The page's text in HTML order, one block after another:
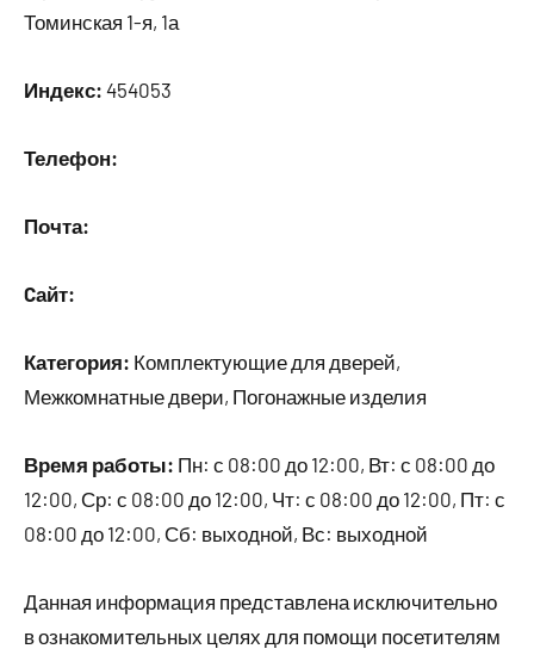
Томинская 1-я, 1а
Индекс: 454053
Телефон:
Почта:
Cайт:
Категория: Комплектующие для дверей,
Межкомнатные двери, Погонажные изделия
Время работы: Пн: с 08:00 до 12:00, Вт: с 08:00 до
12:00, Ср: с 08:00 до 12:00, Чт: с 08:00 до 12:00, Пт: с
08:00 до 12:00, Сб: выходной, Вс: выходной
Данная информация представлена исключительно
в ознакомительных целях для помощи посетителям